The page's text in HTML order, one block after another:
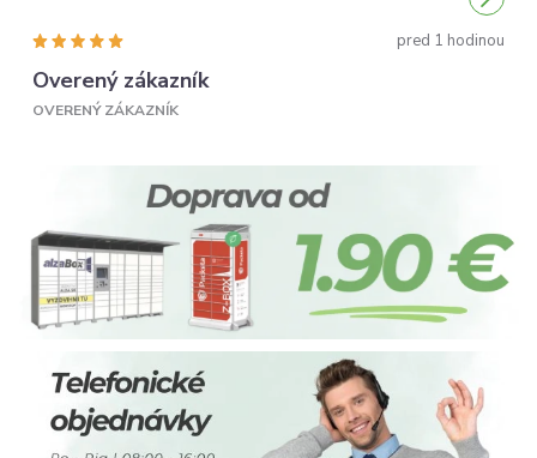
pred 1 hodinou
Overený zákazník
OVERENÝ ZÁKAZNÍK